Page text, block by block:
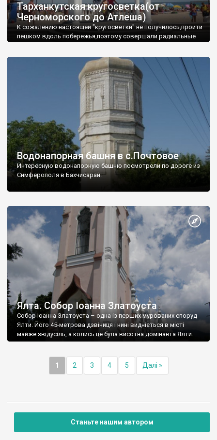
Тарханкутская кругосветка(от
Черноморского до Атлеша)
К сожалению настоящей "кругосветки" не получилось,пройти
пешком вдоль побережья,поэтому совершали радиальные
Водонапорная башня в с.Почтовое
Интересную водонапорную башню посмотрели по дороге из
Симферополя в Бахчисарай.
Ялта. Собор Іоанна Златоуста
Собор Іоанна Златоуста – одна із перших мурованих споруд
Ялти. Його 45-метрова дзвіниця і нині видніється в місті
майже звідусіль, а колись це була висотна домінанта Ялти.
1 2 3 4 5 Далі »
Станьте нашим автором